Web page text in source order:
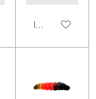
In den